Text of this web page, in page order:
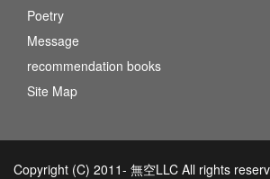
Poetry
Message
recommendation books
Site Map
Copyright (C) 2011- 無空LLC All rights